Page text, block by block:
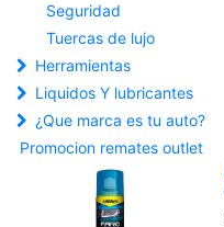
Seguridad
Tuercas de lujo
Herramientas
Liquidos Y lubricantes
¿Que marca es tu auto?
Promocion remates outlet